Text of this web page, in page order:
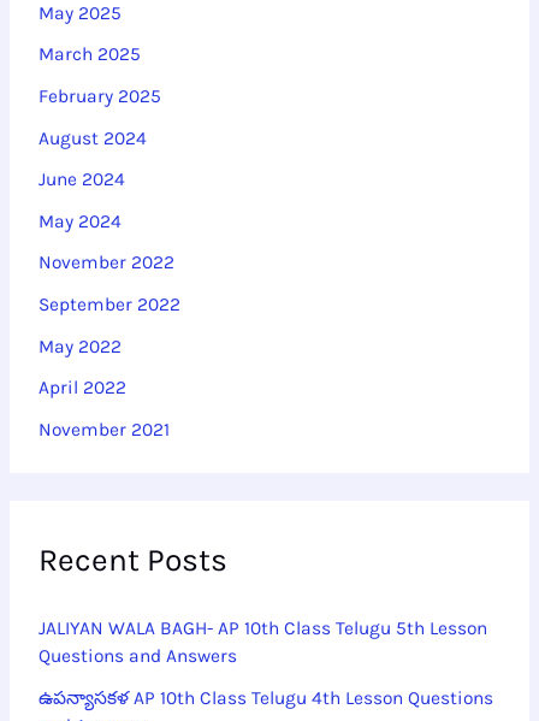
May 2025
March 2025
February 2025
August 2024
June 2024
May 2024
November 2022
September 2022
May 2022
April 2022
November 2021
Recent Posts
JALIYAN WALA BAGH- AP 10th Class Telugu 5th Lesson
Questions and Answers
ఉపన్యాసకళ AP 10th Class Telugu 4th Lesson Questions